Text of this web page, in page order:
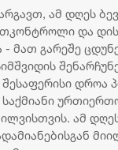
ზეწოლა
მიმართულია
იმისკენ,
ხალხს
უბიძგონ
ამ დღეს
და
- მათ გარეშე
დროა
ამ